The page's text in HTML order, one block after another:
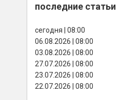
последние статьи
сегодня | 08:00
06.08.2026 | 08:00
03.08.2026 | 08:00
27.07.2026 | 08:00
23.07.2026 | 08:00
22.07.2026 | 08:00